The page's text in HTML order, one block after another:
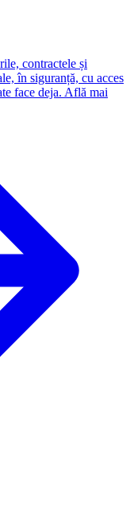
contractele și
în siguranță, cu acces
face deja. Află mai